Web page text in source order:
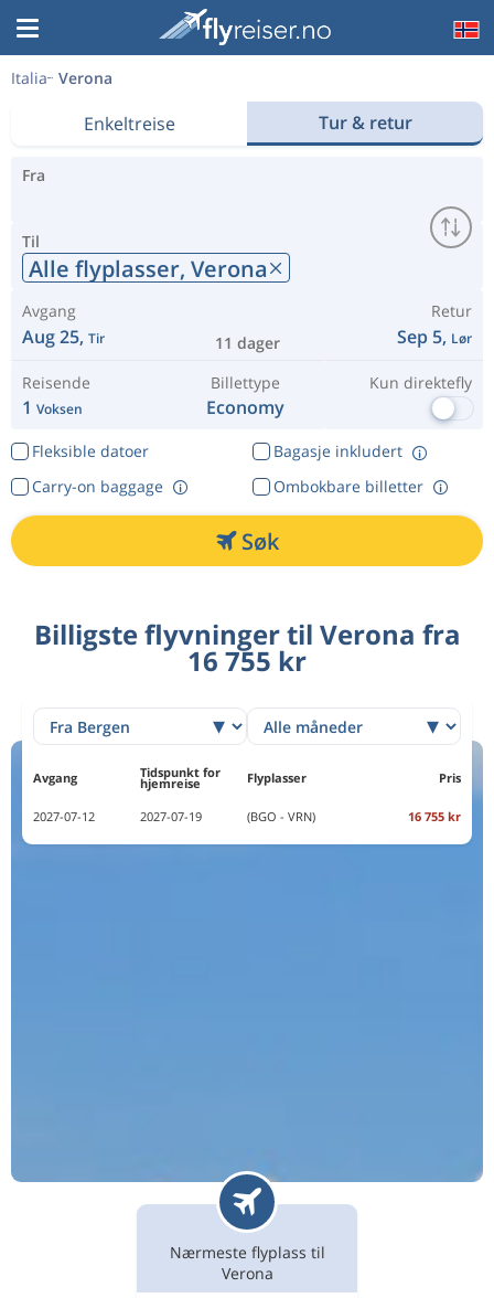
Italia Verona
Enkeltreise Tur & retur
Fra
Til
Alle flyplasser, Verona
Avgang
Aug 25, Tir 11 dager
Retur
Sep 5, Lør
Reisende
1 Voksen
Billettype
Economy
Kun direktefly
Fleksible datoer
Bagasje inkludert
Ombokbare billetter
Carry-on baggage
Søk
Billigste flyvninger til Verona fra
16 755 kr
Avgang Tidspunkt for
hjemreise Flyplasser Pris
2027-07-12 2027-07-19 (BGO - VRN) 16 755 kr
Nærmeste flyplass til
Verona